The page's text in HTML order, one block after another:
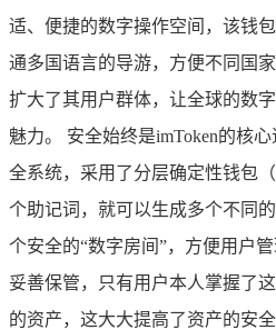
适、便捷的数字操作空间，该钱
通多国语言的导游，方便不同国
扩大了其用户群体，让全球的数
魅力。 安全始终是imToken的核
全系统，采用了分层确定性钱包
个助记词，就可以生成多个不同
个安全的“数字房间”，方便用户
妥善保管，只有用户本人掌握了
的资产，这大大提高了资产的安